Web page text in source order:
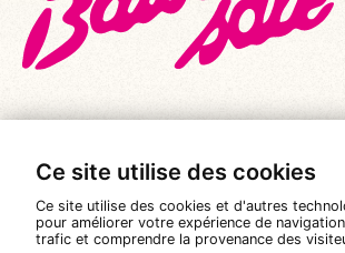
Ce site utilise des cookies
Ce site utilise des cookies et d'autres
pour améliorer votre expérience de
trafic et comprendre la provenance des
© All rights reserved 2026 |
Le Baiser Salé
Legal notices
Privacy policy